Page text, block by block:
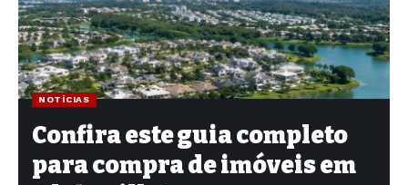
NOTÍCIAS
Confira este guia completo
para compra de imóveis em